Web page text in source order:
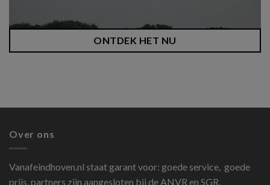
ONTDEK HET NU
Over ons
Vanafeindhoven.nl staat garant voor: goede service, goede
prijs, partners zijn aangesloten bij de ANVR en SGR.